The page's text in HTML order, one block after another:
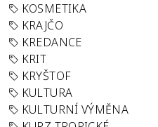
KOSMETIKA
KRAJČO
KREDANCE
KRIT
KRYŠTOF
KULTURA
KULTURNÍ VÝMĚNA